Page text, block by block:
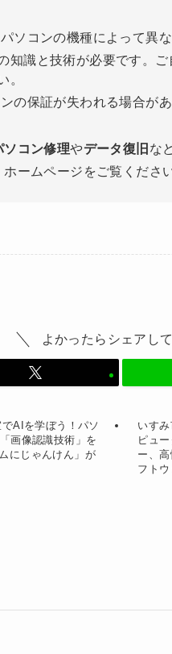
ソコンの機種によって異な
知識と技術が必要です。
。
の保証が失われる場合が
ソコン修理やデータ復旧 な
ームページをご覧ください
よかったらシェアして
AIを学ぼう！パソ
画像認識技術」を
にじゃんけん」が
いす
ピュ
ー、
フト